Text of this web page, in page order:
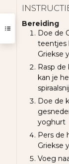
Bereiding
Doe de
teentjes
Griekse
Rasp
kan je
Doe de
yoghurt
Pers de
Griekse
Voeg